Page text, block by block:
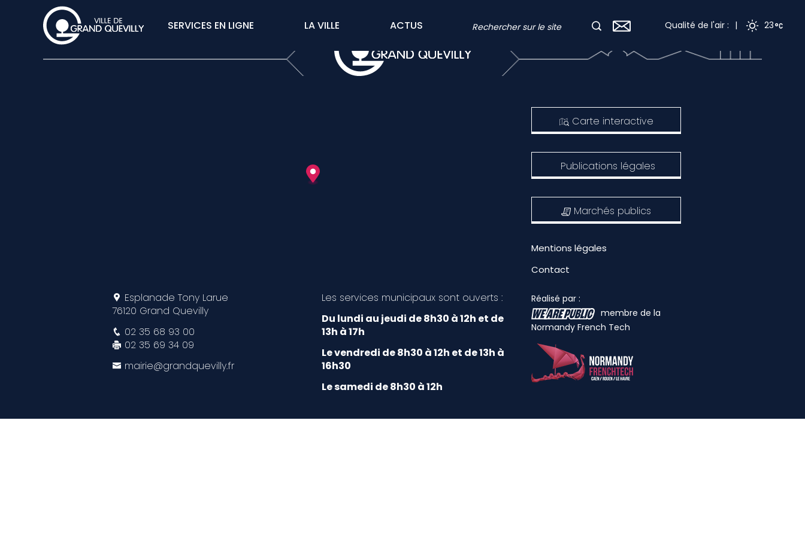
SERVICES EN LIGNE LA VILLE ACTUS Qualité de l'air : | 23
Esplanade Tony Larue
76120 Grand Quevilly
02 35 68 93 00
02 35 69 34 09
mairie@grandquevilly.fr
Les services municipaux sont ouverts :
Du lundi au jeudi de 8h30 à 12h et de
13h à 17h
Le vendredi de 8h30 à 12h et de 13h à
16h30
Le samedi de 8h30 à 12h
Carte interactive
Publications légales
Marchés publics
Mentions légales
Contact
Réalisé par :
membre de la
Normandy French Tech